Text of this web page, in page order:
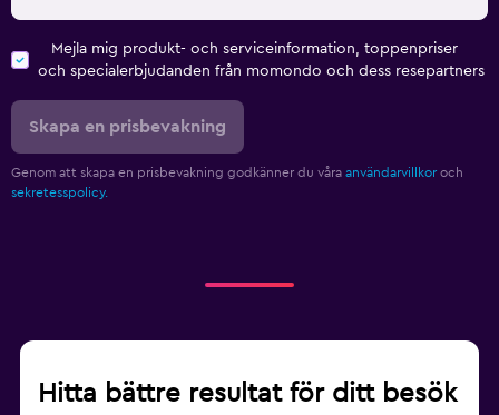
Mejla mig produkt- och serviceinformation, toppenpriser
och specialerbjudanden från momondo och dess resepartners
Skapa en prisbevakning
Genom att skapa en prisbevakning godkänner du våra användarvillkor och
sekretesspolicy.
Hitta bättre resultat för ditt besök